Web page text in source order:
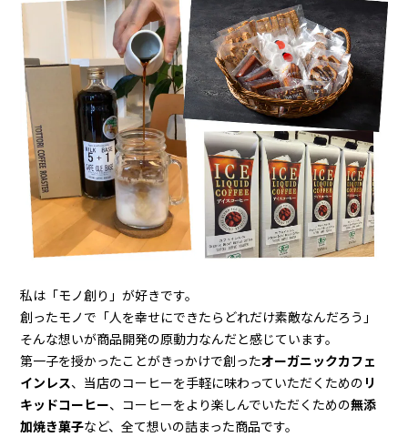
私は「モノ創り」が好きです。
創ったモノで「人を幸せにできたらどれだけ素敵なんだろう」
そんな想いが商品開発の原動力なんだと感じています。
第一子を授かったことがきっかけで創ったオーガニックカフェ
インレス、当店のコーヒーを手軽に味わっていただくための リ
キッドコーヒー、コーヒーをより楽しんでいただくための無添
加焼き菓子など、全て想いの詰まった商品です。